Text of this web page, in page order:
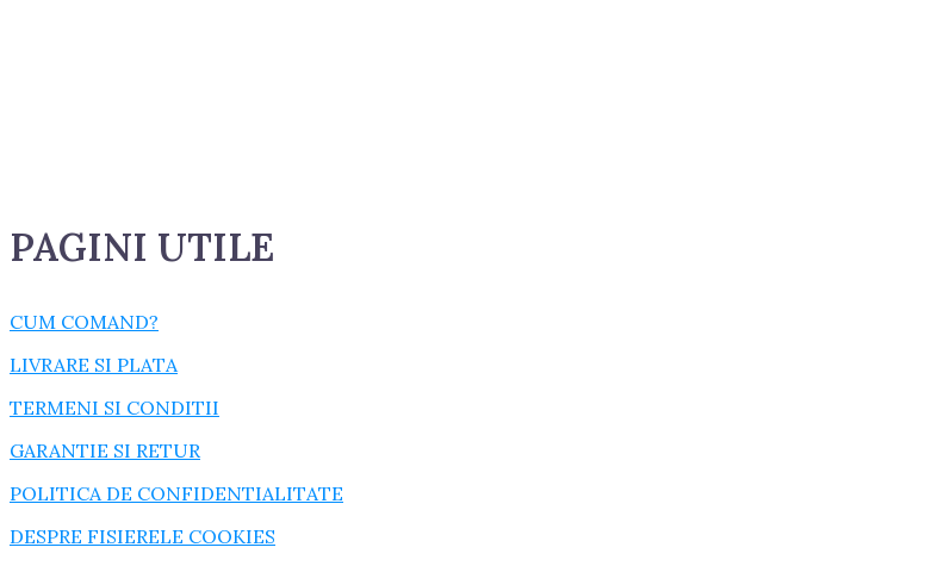
PAGINI UTILE
CUM COMAND?
LIVRARE SI PLATA
TERMENI SI CONDITII
GARANTIE SI RETUR
POLITICA DE CONFIDENTIALITATE
DESPRE FISIERELE COOKIES